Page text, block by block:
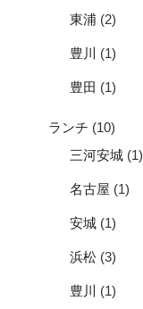
東浦 (2)
豊川 (1)
豊田 (1)
ランチ (10)
三河安城 (1)
名古屋 (1)
安城 (1)
浜松 (3)
豊川 (1)